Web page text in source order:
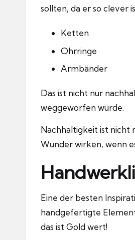
sollten, da er so clever
Ketten
Ohrringe
Armbänder
Das ist nicht nur
weggeworfen würde.
Nachhaltigkeit ist nicht
Wunder wirken, wenn
Eine der besten
handgefertigte
das ist Gold wert!